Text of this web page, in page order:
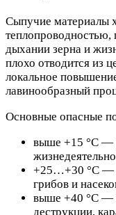
Сыпучие материалы
теплопроводностью,
дыхании зерна и
плохо отводится из
локальное
лавинообразный
Основные опасные
выше +15 °C —
+25…+30 °C —
грибов и
выше +40 °C —
деструкции,